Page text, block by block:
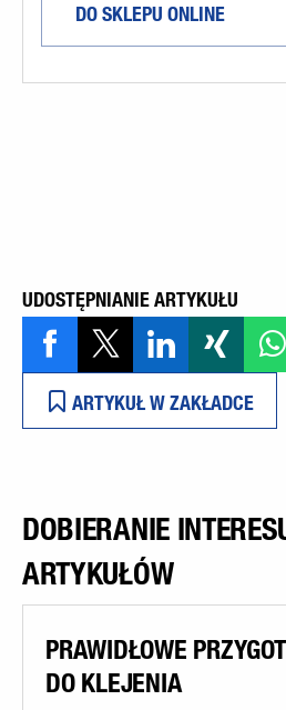
DO SKLEPU ONLINE
UDOSTĘPNIANIE ARTYKUŁU
ARTYKUŁ W ZAKŁADCE
DOBIERANIE
ARTYKUŁÓW
PRAWIDŁOWE
DO KLEJENIA